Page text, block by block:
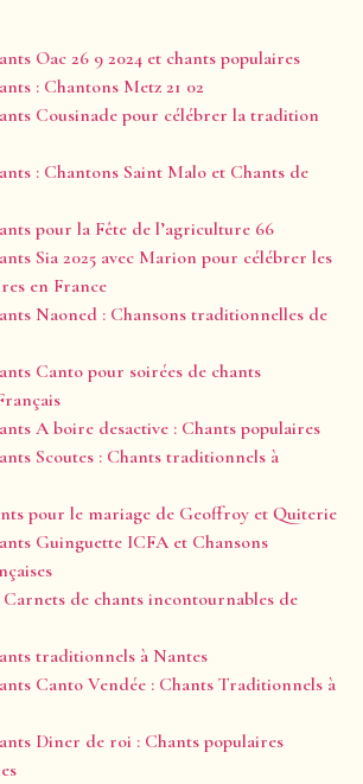
Oac 26 9 2024 et chants populaires
: Chantons Metz 21 02
Cousinade pour célébrer la tradition
: Chantons Saint Malo et Chants de
pour la Fête de l’agriculture 66
Sia 2025 avec Marion pour célébrer les
en France
Naoned : Chansons traditionnelles de
Canto pour soirées de chants
A boire desactive : Chants populaires
Scoutes : Chants traditionnels à
pour le mariage de Geoffroy et Quiterie
Guinguette ICFA et Chansons
Carnets de chants incontournables de
traditionnels à Nantes
Canto Vendée : Chants Traditionnels à
Diner de roi : Chants populaires